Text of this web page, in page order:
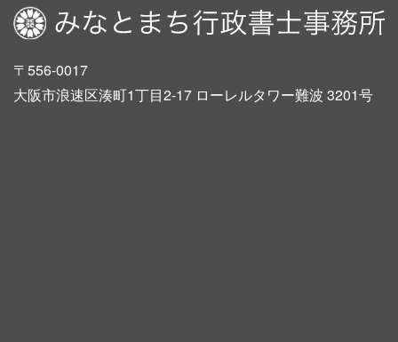
〒556-0017
大阪市浪速区湊町1丁目2-17 ローレルタワー難波 3201号